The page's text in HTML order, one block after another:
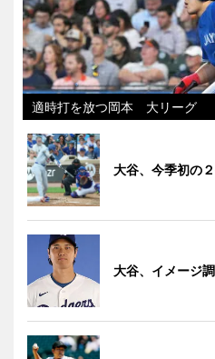
適時打を放つ岡本 大リーグ
大谷、今季初の
大谷、イメージ